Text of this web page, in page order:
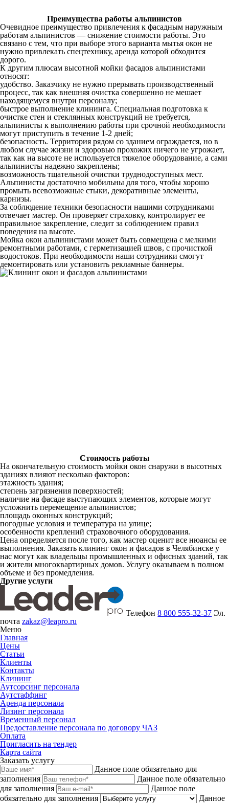
Преимущества работы альпинистов
Очевидное преимущество привлечения к фасадным наружным
работам альпинистов — снижение стоимости работы. Это
связано с тем, что при выборе этого варианта мытья окон не
нужно привлекать спецтехнику, аренда которой обходится
дорого.
К другим плюсам высотной мойки фасадов альпинистами
относят:
удобство. Заказчику не нужно прерывать производственный
процесс, так как внешняя очистка совершенно не мешает
находящемуся внутри персоналу;
быстрое выполнение клининга. Специальная подготовка к
очистке стен и стеклянных конструкций не требуется,
альпинисты к выполнению работы при срочной необходимости
могут приступить в течение 1-2 дней;
безопасность. Территория рядом со зданием ограждается, но в
любом случае жизни и здоровью прохожих ничего не угрожает,
так как на высоте не используется тяжелое оборудование, а сами
альпинисты надежно закреплены;
возможность тщательной очистки труднодоступных мест.
Альпинисты достаточно мобильны для того, чтобы хорошо
промыть всевозможные стыки, декоративные элементы,
карнизы.
За соблюдение техники безопасности нашими сотрудниками
отвечает мастер. Он проверяет страховку, контролирует ее
правильное закрепление, следит за соблюдением правил
поведения на высоте.
Мойка окон альпинистами может быть совмещена с мелкими
ремонтными работами, с герметизацией швов, с прочисткой
водостоков. При необходимости наши сотрудники смогут
демонтировать или установить рекламные баннеры.
Стоимость работы
На окончательную стоимость мойки окон снаружи в высотных
зданиях влияют несколько факторов:
этажность здания;
степень загрязнения поверхностей;
наличие на фасаде выступающих элементов, которые могут
усложнить перемещение альпинистов;
площадь оконных конструкций;
погодные условия и температура на улице;
особенности креплений страховочного оборудования.
Цена определяется после того, как мастер оценит все нюансы ее
выполнения. Заказать клининг окон и фасадов в Челябинске у
нас могут как владельцы промышленных и офисных зданий, так
и жители многоквартирных домов. Услугу оказываем в полном
объеме и без промедления.
Другие услуги
Телефон8 800 555-32-37 Эл.
почта zakaz@leapro.ru
Меню
Главная
Цены
Статьи
Клиенты
Контакты
Клининг
Аутсорсинг персонала
Аутстаффинг
Аренда персонала
Лизинг персонала
Временный персонал
Предоставление персонала по договору ЧАЗ
Оплата
Пригласить на тендер
Карта сайта
Заказать услугу
Данное поле обязательно для
заполнения
Данное поле обязательно
для заполнения
Данное поле
обязательно для заполнения
Данное